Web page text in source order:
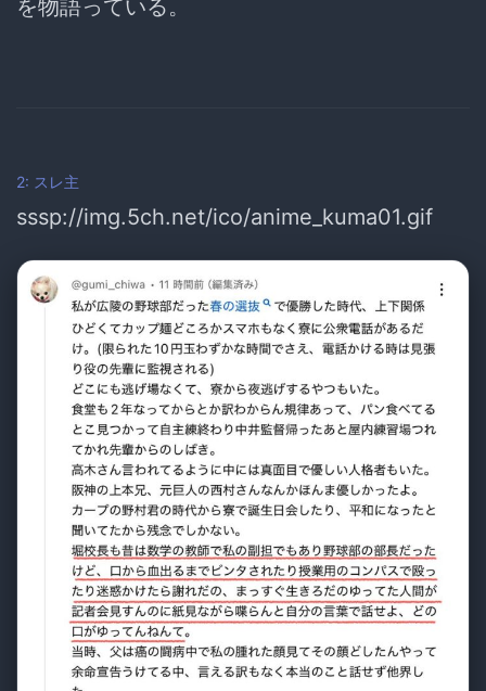
を物語っている。
2: スレ主
sssp://img.5ch.net/ico/anime_kuma01.gif